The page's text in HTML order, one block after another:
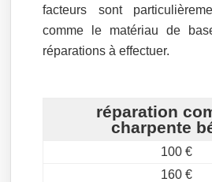
facteurs sont
comme le matériau de
réparations à effectuer.
réparation
charpente
100 €
160 €